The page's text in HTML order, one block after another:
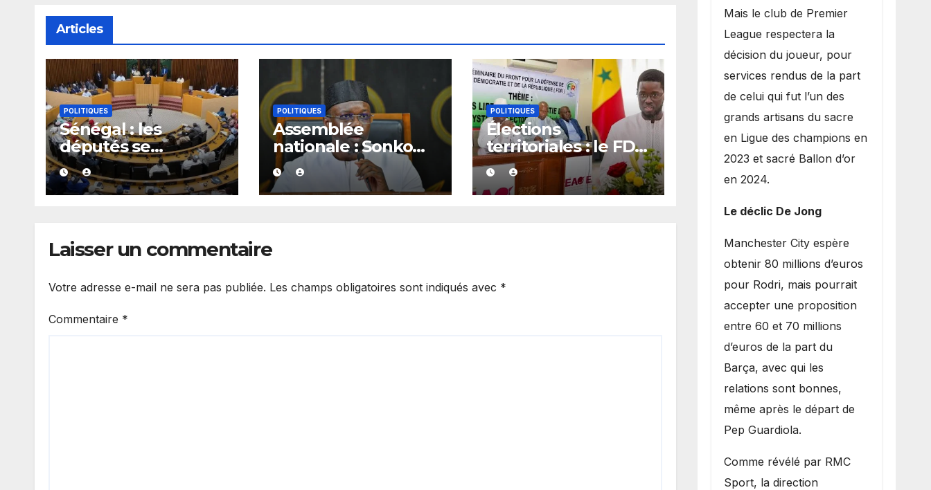
Articles
POLITIQUES
Sénégal : les
députés se
penchent dès le 10
août sur plusieurs
textes, dont les
POLITIQUES
Assemblée
nationale : Sonko
donne son feu vert
à onze dossiers
majeurs
POLITIQUES
Élections
territoriales : le FDR
dénonce les retards
et exige un
calendrier électoral
Laisser un commentaire
Votre adresse e-mail ne sera pas publiée. Les champs obligatoires sont indiqués avec *
Commentaire *
Mais le club de Premier
League respectera la
décision du joueur, pour
services rendus de la part
de celui qui fut l’un des
grands artisans du sacre
en Ligue des champions en
2023 et sacré Ballon d’or
en 2024.
Le déclic De Jong
​Manchester City espère
obtenir 80 millions d’euros
pour Rodri, mais pourrait
accepter une proposition
entre 60 et 70 millions
d’euros de la part du
Barça, avec qui les
relations sont bonnes,
même après le départ de
Pep Guardiola.
​Comme révélé par RMC
Sport, la direction